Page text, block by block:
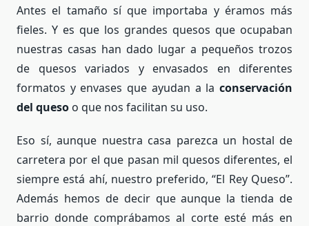
Antes el tamaño sí que importaba y éramos más
fieles. Y es que los grandes quesos que ocupaban
nuestras casas han dado lugar a pequeños trozos
de quesos variados y envasados en diferentes
formatos y envases que ayudan a la conservación
del queso o que nos facilitan su uso.
Eso sí, aunque nuestra casa parezca un hostal de
carretera por el que pasan mil quesos diferentes, el
siempre está ahí, nuestro preferido, “El Rey Queso”.
Además hemos de decir que aunque la tienda de
barrio donde comprábamos al corte esté más en